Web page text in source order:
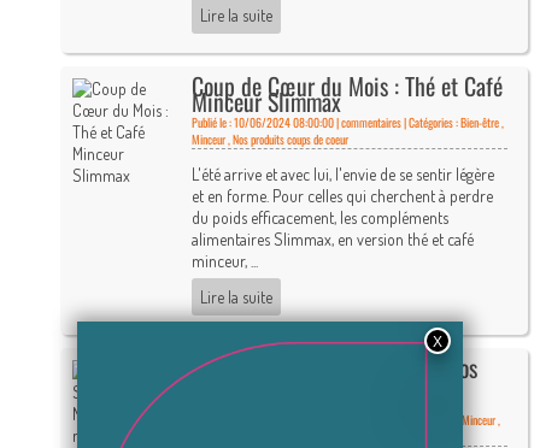
Lire la suite
Coup de Cœur du Mois : Thé et Café
Minceur Slimmax
Publié le : 10/06/2024 08:00:00 |commentaires | Catégories :Bien-être,
Minceur,Nos produits coups de coeur
L'été arrive et avec lui, l'envie de se sentir légère
et en forme. Pour celles qui cherchent à perdre
du poids efficacement, les compléments
alimentaires Slimmax, en version thé et café
minceur, ...
Lire la suite
Préparer son Summer Body ? Nos
gélules minceur pour un corps
Minceur,